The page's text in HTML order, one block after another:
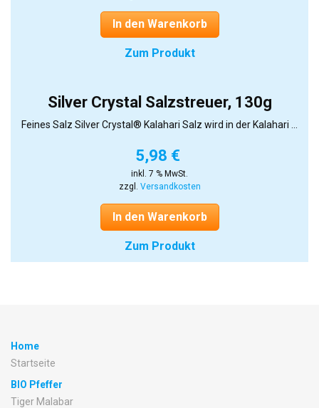
In den Warenkorb
Zum Produkt
Silver Crystal Salzstreuer, 130g
Feines Salz Silver Crystal® Kalahari Salz wird in der Kalahari ...
5,98 €
inkl. 7 % MwSt.
zzgl. Versandkosten
In den Warenkorb
Zum Produkt
Home
Startseite
BIO Pfeffer
Tiger Malabar